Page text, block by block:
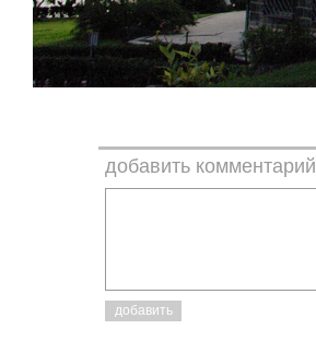
добавить комментарий
добавить